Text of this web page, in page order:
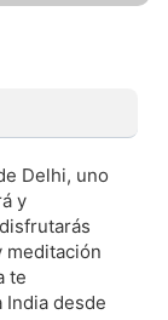
Delhi, uno
y
meditación
te
desde